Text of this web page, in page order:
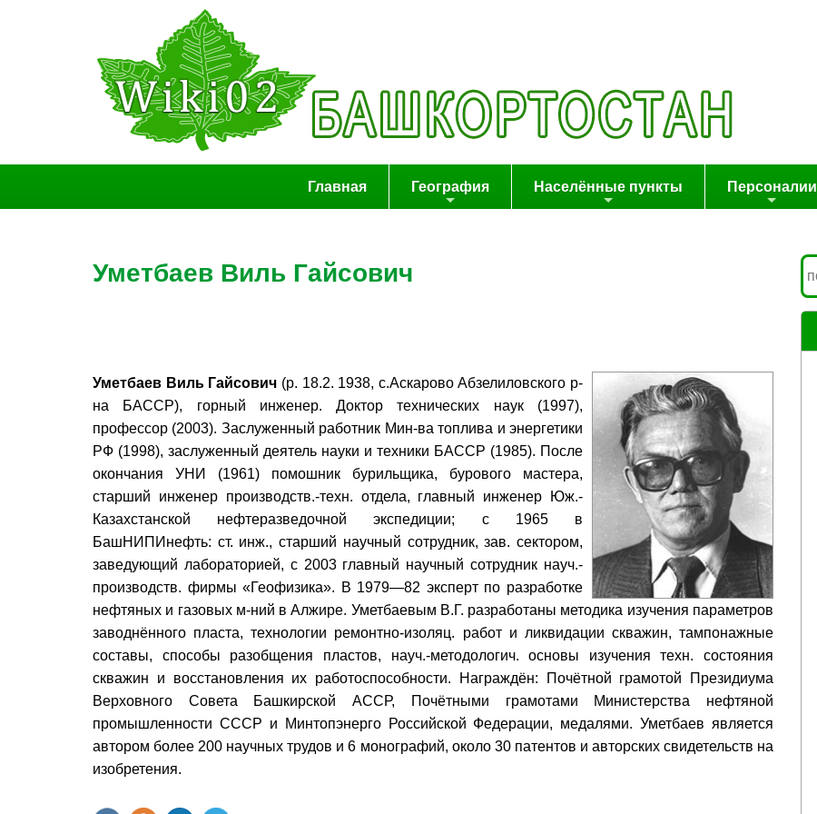
Главная География Населённые пункты Персоналии
Уметбаев Виль Гайсович
Уметбаев Виль Гайсович (р. 18.2. 1938, с.Аскарово Абзелиловского р-
на БАССР), горный инженер. Доктор технических наук (1997),
профессор (2003). Заслуженный работник Мин-ва топлива и энергетики
РФ (1998), заслуженный деятель науки и техники БАССР (1985). После
окончания УНИ (1961) помошник бурильщика, бурового мастера,
старший инженер производств.-техн. отдела, главный инженер Юж.-
Казахстанской нефтеразведочной экспедиции; с 1965 в
БашНИПИнефть: ст. инж., старший научный сотрудник, зав. сектором,
заведующий лабораторией, с 2003 главный научный сотрудник науч.-
производств. фирмы «Геофизика». В 1979—82 эксперт по разработке
нефтяных и газовых м-ний в Алжире. Уметбаевым В.Г. разработаны методика изучения параметров
заводнённого пласта, технологии ремонтно-изоляц. работ и ликвидации скважин, тампонажные
составы, способы разобщения пластов, науч.-методологич. основы изучения техн. состояния
скважин и восстановления их работоспособности. Награждён: Почётной грамотой Президиума
Верховного Совета Башкирской АССР, Почётными грамотами Министерства нефтяной
промышленности СССР и Минтопэнерго Российской Федерации, медалями. Уметбаев является
автором более 200 научных трудов и 6 монографий, около 30 патентов и авторских свидетельств на
изобретения.